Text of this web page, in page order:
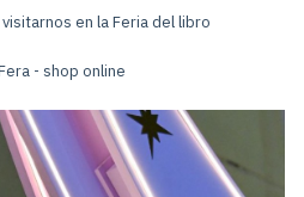
en la Feria del libro
- shop online